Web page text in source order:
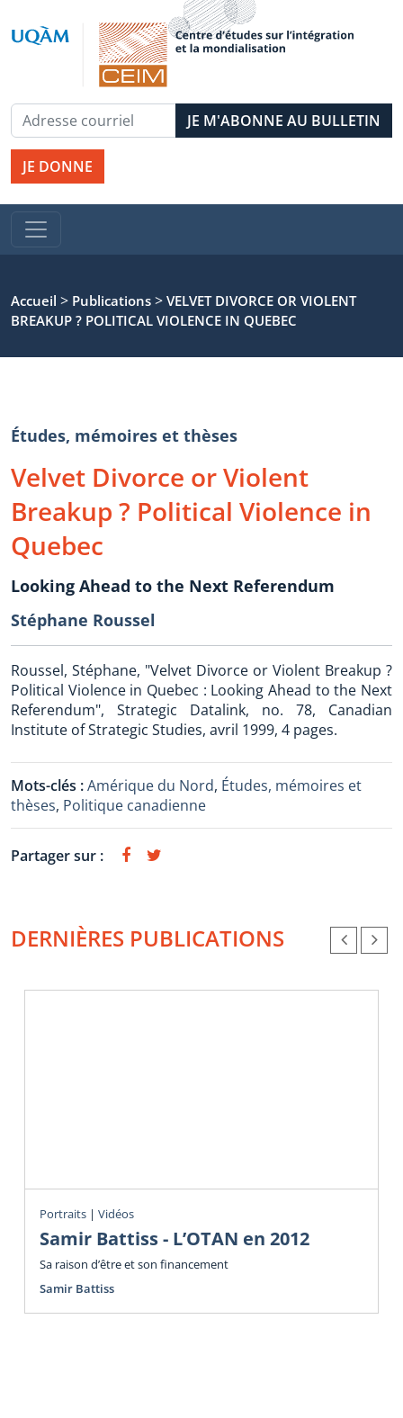
JE DONNE
Accueil > Publications > VELVET DIVORCE OR VIOLENT
BREAKUP ? POLITICAL VIOLENCE IN QUEBEC
Études, mémoires et thèses
Velvet Divorce or Violent
Breakup ? Political Violence in
Quebec
Looking Ahead to the Next Referendum
Stéphane Roussel
Roussel, Stéphane, "Velvet Divorce or Violent Breakup ?
Political Violence in Quebec : Looking Ahead to the Next
Referendum", Strategic Datalink, no. 78, Canadian
Institute of Strategic Studies, avril 1999, 4 pages.
Mots-clés :Amérique du Nord, Études, mémoires et
thèses, Politique canadienne
Partager sur :
DERNIÈRES PUBLICATIONS
Portraits | Vidéos
Samir Battiss - L’OTAN en 2012
Sa raison d’être et son financement
Samir Battiss